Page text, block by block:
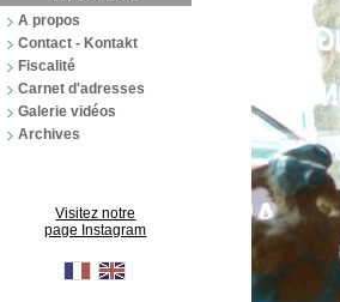
A propos
Contact - Kontakt
Fiscalité
Carnet d'adresses
Galerie vidéos
Archives
Visitez notre
page Instagram